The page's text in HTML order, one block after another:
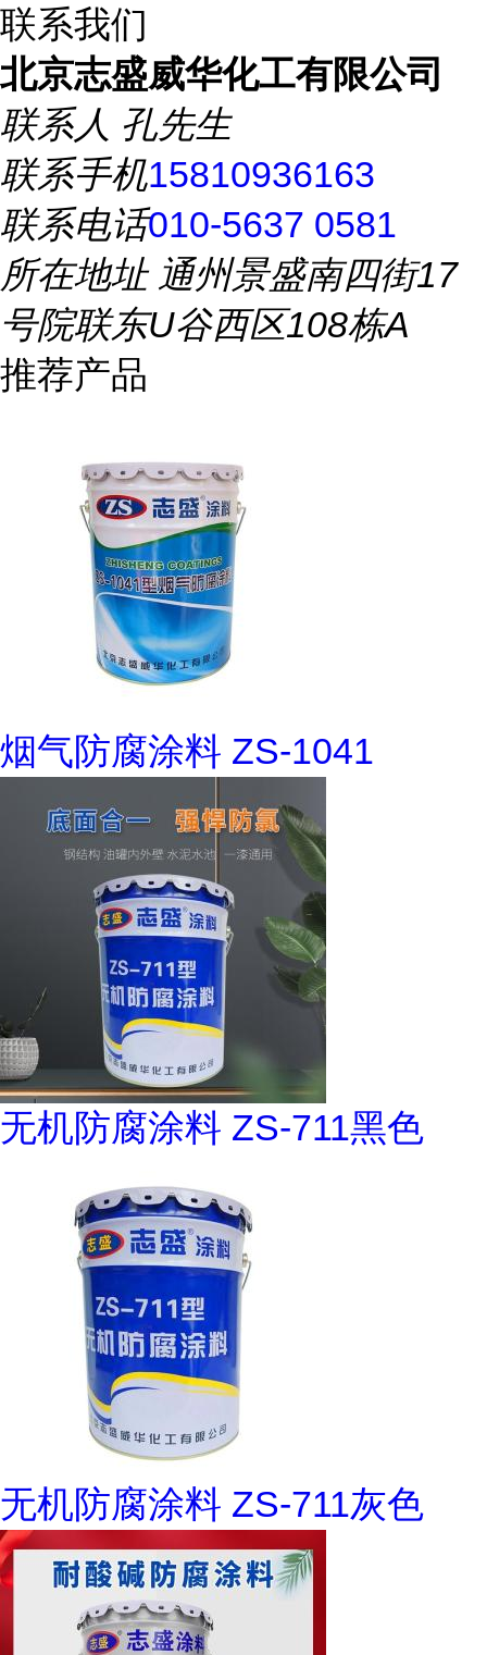
联系我们
北京志盛威华化工有限公司
联系人 孔先生
联系手机15810936163
联系电话010-5637 0581
所在地址通州景盛南四街17
号院联东U谷西区108栋A
推荐产品
烟气防腐涂料 ZS-1041
无机防腐涂料 ZS-711黑色
无机防腐涂料 ZS-711灰色